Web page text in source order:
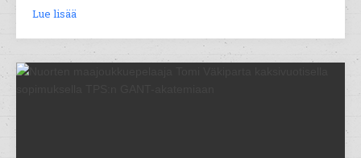
Lue lisää